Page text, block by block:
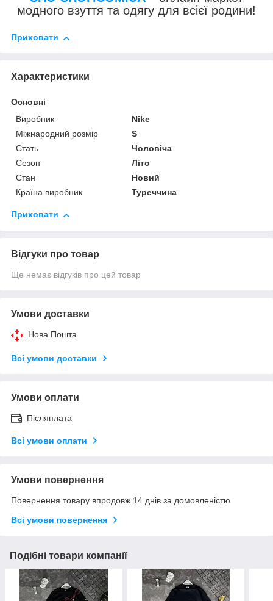
модного взуття та одягу для всієї родини!
Приховати
Характеристики
Основні
Виробник
Nike
Міжнародний розмір
S
Стать
Чоловіча
Сезон
Літо
Стан
Новий
Країна виробник
Туреччина
Приховати
Відгуки про товар
Ще немає відгуків про цей товар
Умови доставки
Нова Пошта
Всі умови доставки
Умови оплати
Післяплата
Всі умови оплати
Умови повернення
Повернення товару впродовж 14 днів за домовленістю
Всі умови повернення
Подібні товари компанії